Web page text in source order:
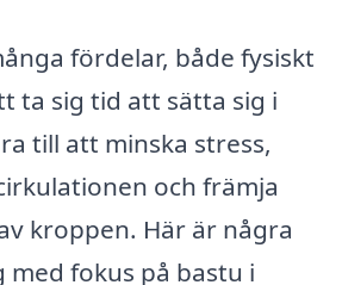
fördelar, både fysiskt
ta sig tid att sätta sig i
till att minska stress,
och främja
kroppen. Här är några
fokus på bastu i